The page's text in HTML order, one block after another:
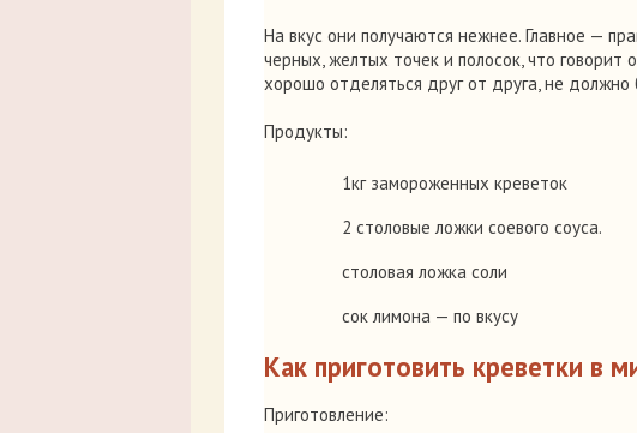
На вкус они получаются нежнее. Главное —
черных, желтых точек и полосок, что
хорошо отделяться друг от друга, не должно
Продукты:
1кг замороженных креветок
2 столовые ложки соевого соуса.
столовая ложка соли
сок лимона — по вкусу
Как приготовить креветки в
Приготовление: